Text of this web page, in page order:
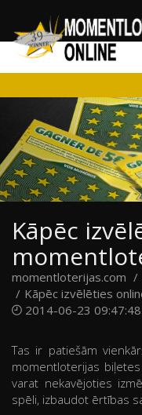
Kāpēc
momentloterijas.com
Kāpēc izvēlēties
2014-06-23
Tas ir patiešām
momentloterijas
varat nekavējoties
spēli, izbaudot ērtības